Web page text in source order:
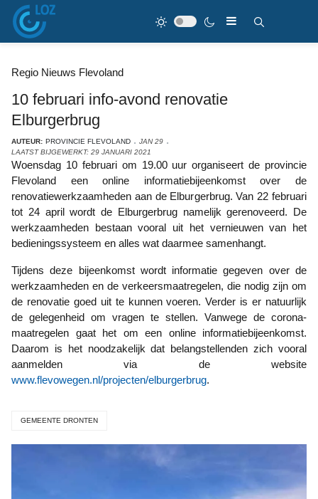
Regio Nieuws Flevoland
10 februari info-avond renovatie
Elburgerbrug
AUTEUR: PROVINCIE FLEVOLAND
JAN 29
LAATST BIJGEWERKT: 29 JANUARI 2021
Woensdag 10 februari om 19.00 uur organiseert de provincie
Flevoland een online informatiebijeenkomst over de
renovatiewerkzaamheden aan de Elburgerbrug. Van 22 februari
tot 24 april wordt de Elburgerbrug namelijk gerenoveerd. De
werkzaamheden bestaan vooral uit het vernieuwen van het
bedieningssysteem en alles wat daarmee samenhangt.
Tijdens deze bijeenkomst wordt informatie gegeven over de
werkzaamheden en de verkeersmaatregelen, die nodig zijn om
de renovatie goed uit te kunnen voeren. Verder is er natuurlijk
de gelegenheid om vragen te stellen. Vanwege de corona-
maatregelen gaat het om een online informatiebijeenkomst.
Daarom is het noodzakelijk dat belangstellenden zich vooral
aanmelden via de website
www.flevowegen.nl/projecten/elburgerbrug.
GEMEENTE DRONTEN